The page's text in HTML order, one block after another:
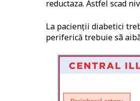
reductaza. Astfel scad
La pacienții diabetici
periferică trebuie sã